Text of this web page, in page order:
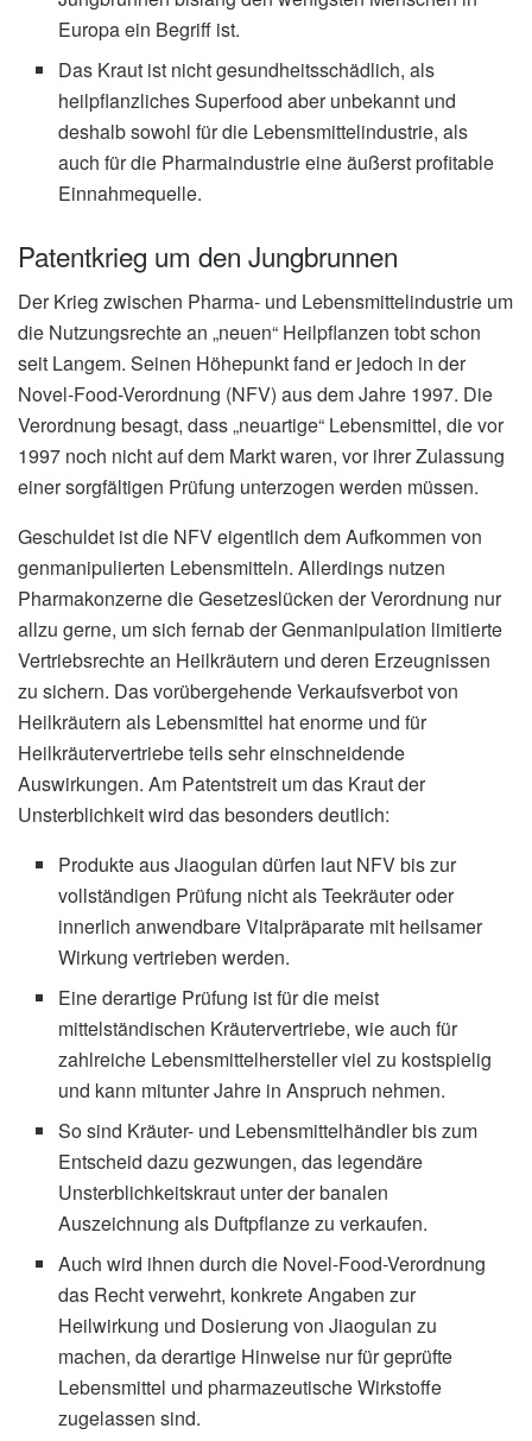
Europa ein Begriff ist.
Das Kraut ist nicht gesundheitsschädlich, als
heilpflanzliches Superfood aber unbekannt und
deshalb sowohl für die Lebensmittelindustrie, als
auch für die Pharmaindustrie eine äußerst profitable
Einnahmequelle.
Patentkrieg um den Jungbrunnen
Der Krieg zwischen Pharma- und Lebensmittelindustrie um
die Nutzungsrechte an „neuen“ Heilpflanzen tobt schon
seit Langem. Seinen Höhepunkt fand er jedoch in der
Novel-Food-Verordnung (NFV) aus dem Jahre 1997. Die
Verordnung besagt, dass „neuartige“ Lebensmittel, die vor
1997 noch nicht auf dem Markt waren, vor ihrer Zulassung
einer sorgfältigen Prüfung unterzogen werden müssen.
Geschuldet ist die NFV eigentlich dem Aufkommen von
genmanipulierten Lebensmitteln. Allerdings nutzen
Pharmakonzerne die Gesetzeslücken der Verordnung nur
allzu gerne, um sich fernab der Genmanipulation limitierte
Vertriebsrechte an Heilkräutern und deren Erzeugnissen
zu sichern. Das vorübergehende Verkaufsverbot von
Heilkräutern als Lebensmittel hat enorme und für
Heilkräutervertriebe teils sehr einschneidende
Auswirkungen. Am Patentstreit um das Kraut der
Unsterblichkeit wird das besonders deutlich:
Produkte aus Jiaogulan dürfen laut NFV bis zur
vollständigen Prüfung nicht als Teekräuter oder
innerlich anwendbare Vitalpräparate mit heilsamer
Wirkung vertrieben werden.
Eine derartige Prüfung ist für die meist
mittelständischen Kräutervertriebe, wie auch für
zahlreiche Lebensmittelhersteller viel zu kostspielig
und kann mitunter Jahre in Anspruch nehmen.
So sind Kräuter- und Lebensmittelhändler bis zum
Entscheid dazu gezwungen, das legendäre
Unsterblichkeitskraut unter der banalen
Auszeichnung als Duftpflanze zu verkaufen.
Auch wird ihnen durch die Novel-Food-Verordnung
das Recht verwehrt, konkrete Angaben zur
Heilwirkung und Dosierung von Jiaogulan zu
machen, da derartige Hinweise nur für geprüfte
Lebensmittel und pharmazeutische Wirkstoffe
zugelassen sind.